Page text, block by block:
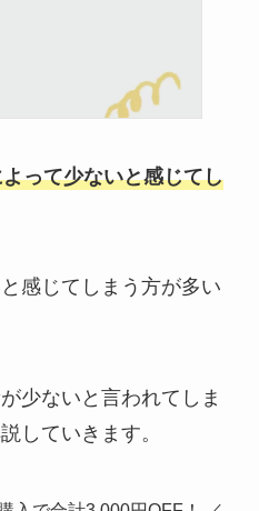
って少ないと感じてし
感じてしまう方が多い
少ないと言われてしま
していきます。